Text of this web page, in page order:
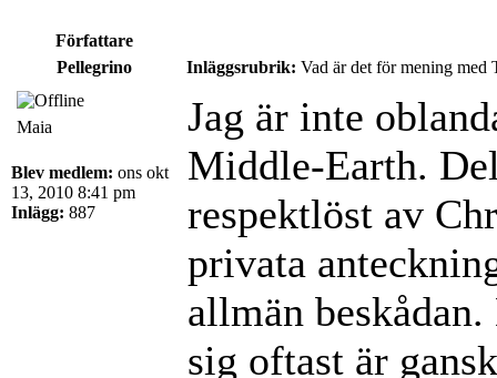
Författare
Pellegrino
Inläggsrubrik: Vad är det för mening
Maia
Blev medlem: ons okt
13, 2010 8:41 pm
Inlägg: 887
Jag är inte
Middle-Earth.
respektlöst av
privata
allmän
sig oftast är